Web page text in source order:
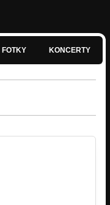
FOTKY KONCERTY